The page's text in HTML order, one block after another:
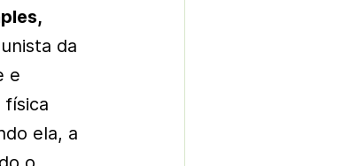
da
e
ela, a